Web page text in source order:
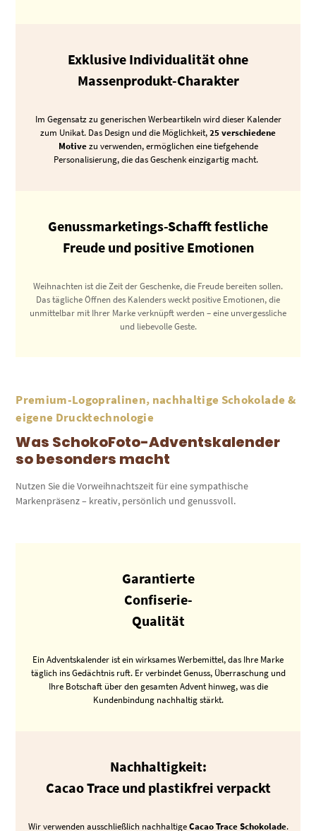
Exklusive Individualität ohne
Massenprodukt-Charakter
Im Gegensatz zu generischen Werbeartikeln wird dieser Kalender
zum Unikat. Das Design und die Möglichkeit,25 verschiedene
Motivezu verwenden, ermöglichen eine tiefgehende
Personalisierung, die das Geschenk einzigartig macht.
Genussmarketings-Schafft festliche
Freude und positive Emotionen
Weihnachten ist die Zeit der Geschenke, die Freude bereiten sollen.
Das tägliche Öffnen des Kalenders weckt positive Emotionen, die
unmittelbar mit Ihrer Marke verknüpft werden – eine unvergessliche
und liebevolle Geste.
Premium-Logopralinen, nachhaltige Schokolade &
eigene Drucktechnologie
Was SchokoFoto-Adventskalender
so besonders macht
Nutzen Sie die Vorweihnachtszeit für eine sympathische
Markenpräsenz – kreativ, persönlich und genussvoll.
Garantierte
Confiserie-
Qualität
Ein Adventskalender ist ein wirksames Werbemittel, das Ihre Marke
täglich ins Gedächtnis ruft. Er verbindet Genuss, Überraschung und
Ihre Botschaft über den gesamten Advent hinweg, was die
Kundenbindung nachhaltig stärkt.
Nachhaltigkeit:
Cacao Trace und plastikfrei verpackt
Wir verwenden ausschließlich nachhaltigeCacao Trace Schokolade.